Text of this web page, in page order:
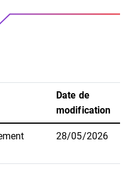
Date de
modification
28/05/2026